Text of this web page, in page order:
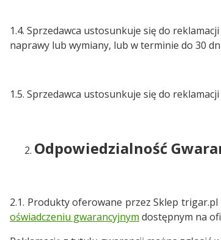
1.4. Sprzedawca ustosunkuje się do
naprawy lub wymiany, lub w terminie do 30
1.5. Sprzedawca ustosunkuje się do
Odpowiedzialność
2.1. Produkty oferowane przez Sklep
oświadczeniu gwarancyjnym dostępnym na